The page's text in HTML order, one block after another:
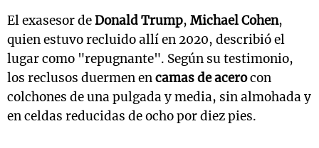
El exasesor deDonald Trump, Michael Cohen,
quien estuvo recluido allí en 2020, describió el
lugar como "repugnante". Según su testimonio,
los reclusos duermen encamas de acerocon
colchones de una pulgada y media, sin almohada y
en celdas reducidas de ocho por diez pies.